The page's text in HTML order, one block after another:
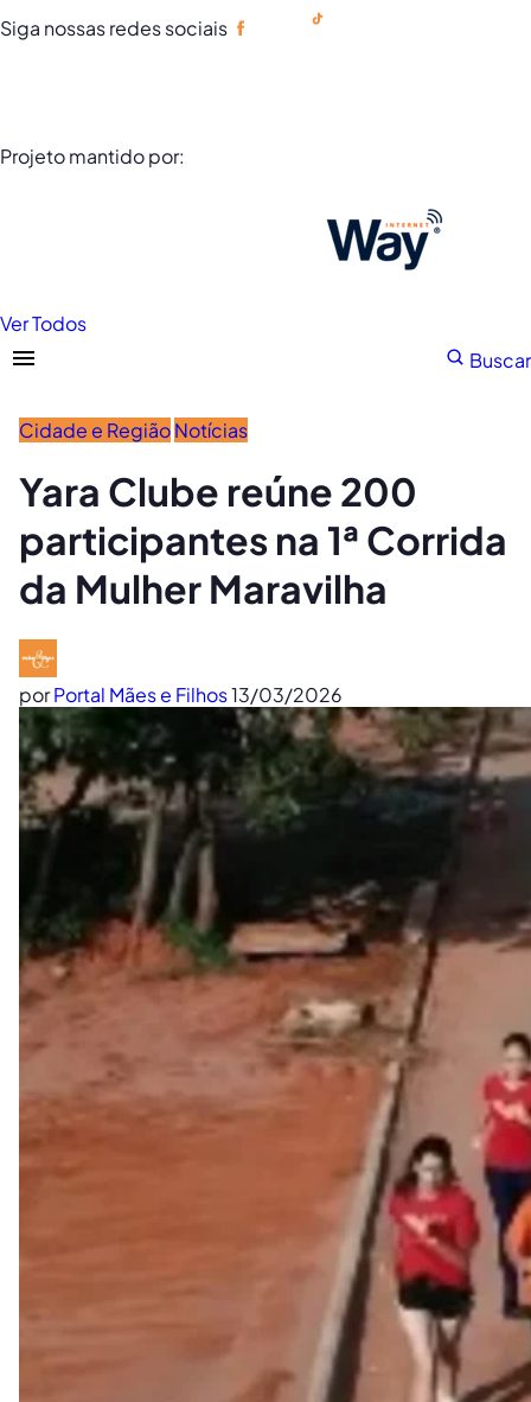
Siga nossas redes sociais
Projeto mantido por:
Ver Todos
Buscar
Cidade e RegiãoNotícias
Yara Clube reúne 200
participantes na 1ª Corrida
da Mulher Maravilha
porPortal Mães e Filhos13/03/2026